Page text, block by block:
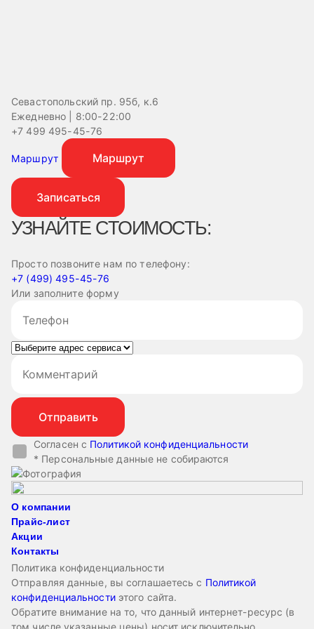
Севастопольский пр. 95б, к.6
Ежедневно | 8:00-22:00
+7 499 495-45-76
Маршрут Маршрут
Записаться
УЗНАЙТЕ СТОИМОСТЬ:
Просто позвоните нам по телефону:
+7 (499) 495-45-76
Или заполните форму
Согласен с Политикой конфиденциальности
* Персональные данные не собираются
О компании
Прайс-лист
Акции
Контакты
Политика конфиденциальности
Отправляя данные, вы соглашаетесь с Политикой
конфиденциальностиэтого сайта.
Обратите внимание на то, что данный интернет-ресурс (в
том числе указанные цены) носит исключительно